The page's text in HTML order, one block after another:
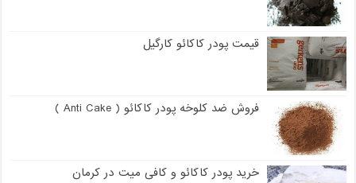
قیمت پودر کاکائو کارگیل
فروش ضد کلوخه پودر کاکائو ( Anti Cake )
خرید پودر کاکائو و کافی میت در کرمان